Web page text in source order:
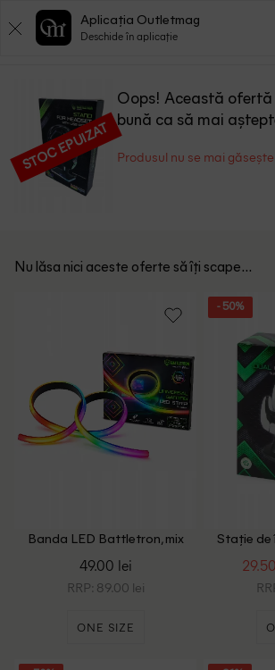
STOC EPUIZAT
Oops! Această
bună ca să mai
Produsul nu se mai
Nu lăsa nici aceste oferte să îți scape...
Banda LED Battletron, mix
49.00 lei
RRP: 89.00 lei
ONE SIZE
- 50%
Stație de
Aplicația Outletmag
Deschide în aplicație